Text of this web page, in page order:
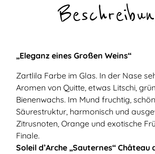
„Eleganz eines Großen Weins“
Zartlila Farbe im Glas. In der Nase
Aromen von Quitte, etwas Litschi,
Bienenwachs. Im Mund fruchtig,
Säurestruktur, harmonisch und
Zitrusnoten, Orange und exotische
Finale.
Soleil d’Arche „Sauternes“ Château